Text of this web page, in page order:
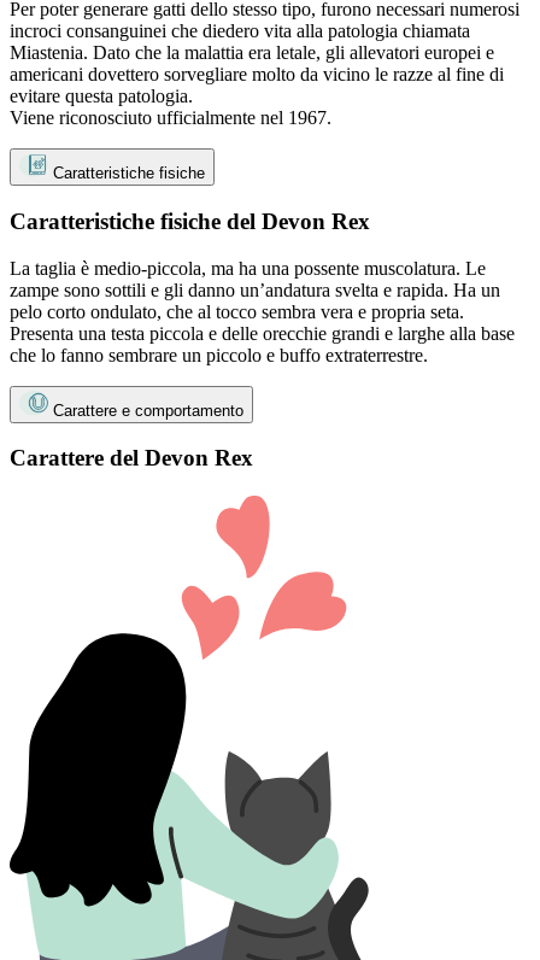
Per poter generare gatti dello stesso tipo, furono necessari numerosi
incroci consanguinei che diedero vita alla patologia chiamata
Miastenia. Dato che la malattia era letale, gli allevatori europei e
americani dovettero sorvegliare molto da vicino le razze al fine di
evitare questa patologia.
Viene riconosciuto ufficialmente nel 1967.
Caratteristiche fisiche
Caratteristiche fisiche del Devon Rex
La taglia è medio-piccola, ma ha una possente muscolatura. Le
zampe sono sottili e gli danno un’andatura svelta e rapida. Ha un
pelo corto ondulato, che al tocco sembra vera e propria seta.
Presenta una testa piccola e delle orecchie grandi e larghe alla base
che lo fanno sembrare un piccolo e buffo extraterrestre.
Carattere e comportamento
Carattere del Devon Rex